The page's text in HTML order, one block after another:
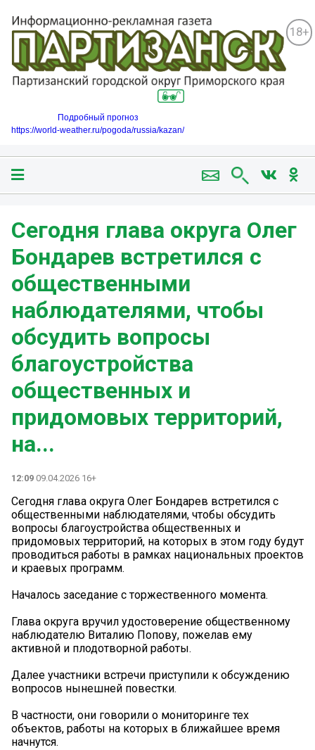
18+
Подробный прогноз
https://world-weather.ru/pogoda/russia/kazan/
Сегодня глава округа Олег
Бондарев встретился с
общественными
наблюдателями, чтобы
обсудить вопросы
благоустройства
общественных и
придомовых территорий,
на...
12:09 09.04.2026 16+
Сегодня глава округа Олег Бондарев встретился с
общественными наблюдателями, чтобы обсудить
вопросы благоустройства общественных и
придомовых территорий, на которых в этом году будут
проводиться работы в рамках национальных проектов
и краевых программ.
Началось заседание с торжественного момента.
Глава округа вручил удостоверение общественному
наблюдателю Виталию Попову, пожелав ему
активной и плодотворной работы.
Далее участники встречи приступили к обсуждению
вопросов нынешней повестки.
В частности, они говорили о мониторинге тех
объектов, работы на которых в ближайшее время
начнутся.